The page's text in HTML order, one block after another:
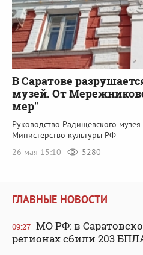
В Саратове
музей. От
мер"
Руководство Радищевского
Министерство культуры РФ
26 мая 15:10
5280
ГЛАВНЫЕ НОВОСТИ
09:27 МО РФ: в
регионах сбили 203